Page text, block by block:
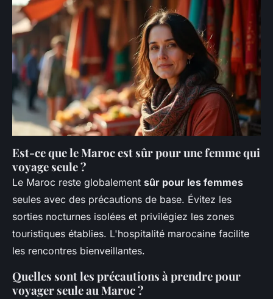
Est-ce que le Maroc est sûr pour une femme qui
voyage seule ?
Le Maroc reste globalement sûr pour les femmes
seules avec des précautions de base. Évitez les
sorties nocturnes isolées et privilégiez les zones
touristiques établies. L'hospitalité marocaine facilite
les rencontres bienveillantes.
Quelles sont les précautions à prendre pour
voyager seule au Maroc ?